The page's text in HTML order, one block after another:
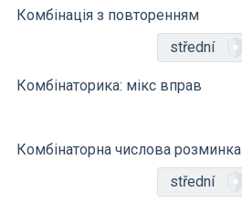
Комбінація з повторенням
střední
Комбінаторика: мікс вправ
Комбінаторна числова розминка
střední